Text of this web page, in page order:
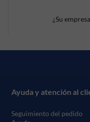
¿Su
Ayuda y atención al
Seguimiento del pedido